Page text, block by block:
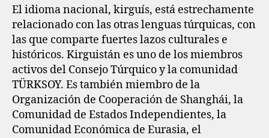
El idioma nacional, kirguís, está estrechamente
relacionado con las otras lenguas túrquicas, con
las que comparte fuertes lazos culturales e
históricos. Kirguistán es uno de los miembros
activos del Consejo Túrquico y la comunidad
TÜRKSOY. Es también miembro de la
Organización de Cooperación de Shanghái, la
Comunidad de Estados Independientes, la
Comunidad Económica de Eurasia, el